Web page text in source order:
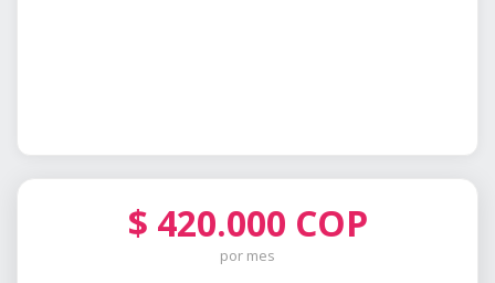
$ 420.000 COP
por mes